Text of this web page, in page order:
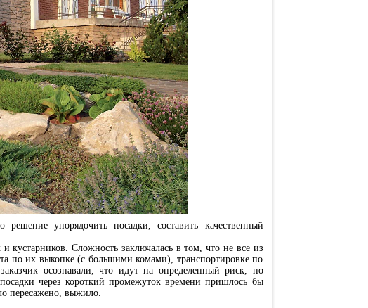
упорядочить посадки, составить качественный
Сложность заключалась в том, что не все из
по их выкопке (с большими комами), транспортировке по
осознавали, что идут на определенный риск, но
через короткий промежуток времени пришлось бы
пересажено, выжило.